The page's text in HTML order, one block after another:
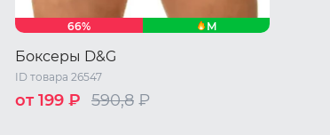
66% M
Боксеры D&G
ID товара 26547
от 199 ₽ 590,8 ₽